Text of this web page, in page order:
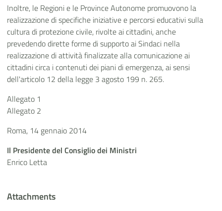
Inoltre, le Regioni e le Province Autonome promuovono la
realizzazione di specifiche iniziative e percorsi educativi sulla
cultura di protezione civile, rivolte ai cittadini, anche
prevedendo dirette forme di supporto ai Sindaci nella
realizzazione di attività finalizzate alla comunicazione ai
cittadini circa i contenuti dei piani di emergenza, ai sensi
dell'articolo 12 della legge 3 agosto 199 n. 265.
Allegato 1
Allegato 2
Roma, 14 gennaio 2014
Il Presidente del Consiglio dei Ministri
Enrico Letta
Attachments